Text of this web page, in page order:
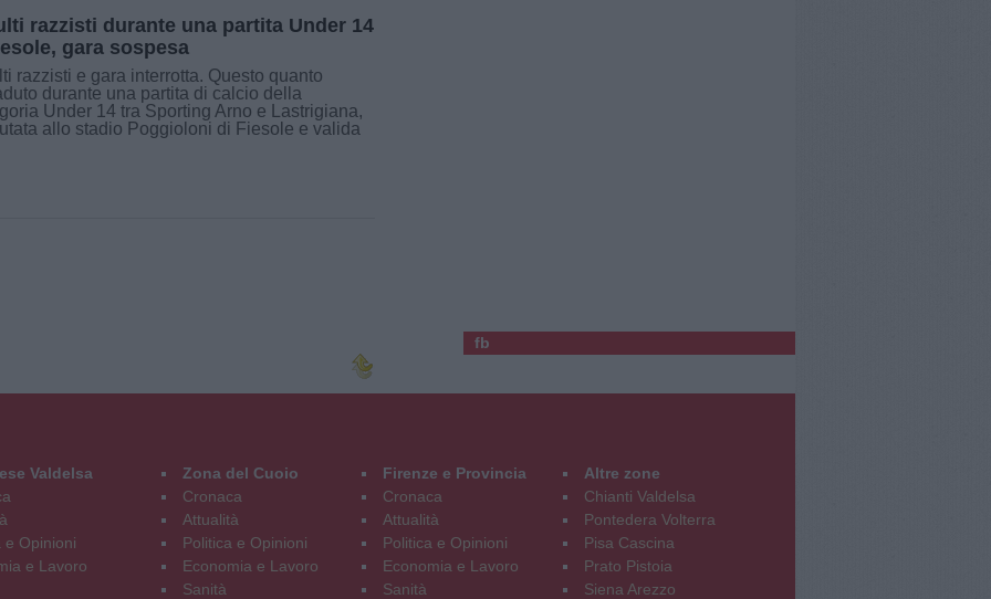
razzisti durante una partita Under 14
gara sospesa
razzisti e gara interrotta. Questo quanto
durante una partita di calcio della
Under 14 tra Sporting Arno e Lastrigiana,
allo stadio Poggioloni di Fiesole e valida
fb
Valdelsa
e Opinioni
e Lavoro
Zona del Cuoio
Cronaca
Attualità
Politica e Opinioni
Economia e Lavoro
Sanità
Firenze e Provincia
Cronaca
Attualità
Politica e Opinioni
Economia e Lavoro
Sanità
Altre zone
Chianti Valdelsa
Pontedera Volterra
Pisa Cascina
Prato Pistoia
Siena Arezzo